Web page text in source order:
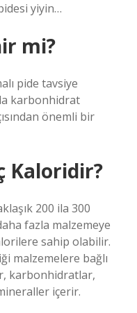
yiyin…
mi?
pide tavsiye
karbonhidrat
önemli bir
Kaloridir?
200 ila 300
fazla malzemeye
sahip olabilir.
malzemelere bağlı
karbonhidratlar,
içerir.